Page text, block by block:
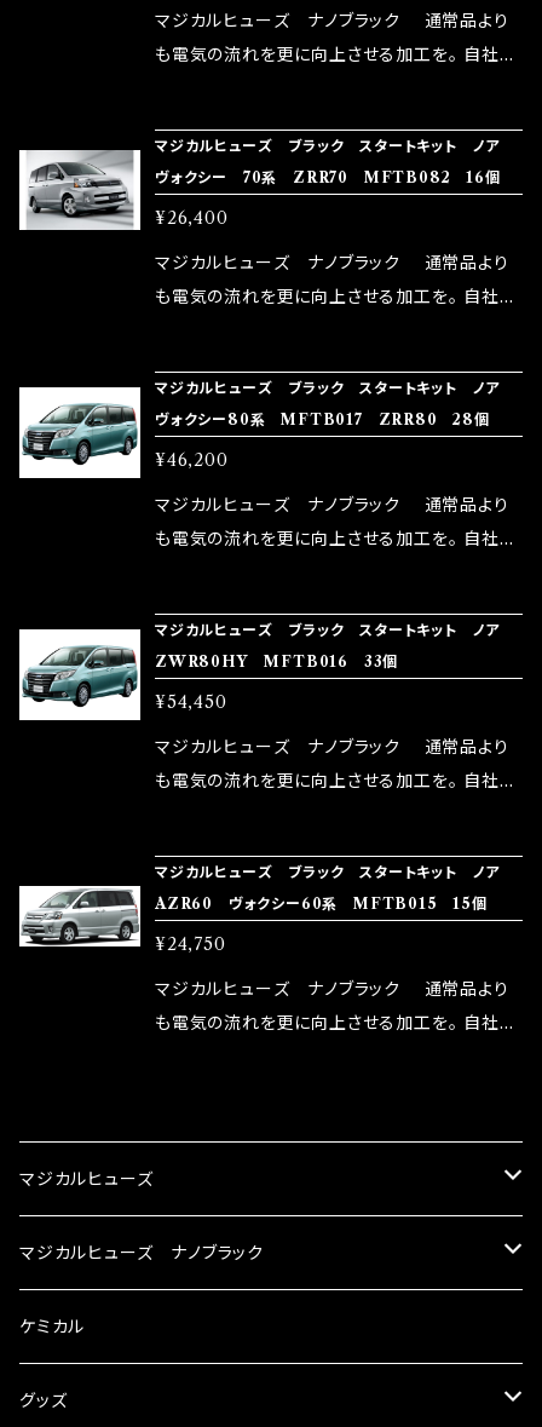
リットが無い。と。 コラボ開発製品です。 購入先
はこちらのマジカルヒューズ直販サイトと横浜に
rz）の2店舗の専売品になりますので宜しくお願
い致します。
マジカルヒューズ ナノブラック 通常品より
も電気の流れを更に向上させる加工を。 自社比
メ！ レーシングドライバーMAX織戸選手がテス
ターとなり吟味し時間を掛けて検証し、これは
体感出来て面白く、車には必ずプラスになりデメ
リットが無い。と。 コラボ開発製品です。 購入先
はこちらのマジカルヒューズ直販サイトと横浜に
rz）の2店舗の専売品になりますので宜しくお願
い致します。
マジカルヒューズ ブラック スタートキット ノア
ヴォクシー 70系 ZRR70 MFTB082 16個
¥26,400
マジカルヒューズ ナノブラック 通常品より
も電気の流れを更に向上させる加工を。 自社比
メ！ レーシングドライバーMAX織戸選手がテス
ターとなり吟味し時間を掛けて検証し、これは
体感出来て面白く、車には必ずプラスになりデメ
リットが無い。と。 コラボ開発製品です。 購入先
はこちらのマジカルヒューズ直販サイトと横浜に
rz）の2店舗の専売品になりますので宜しくお願
い致します。
マジカルヒューズ ブラック スタートキット ノア
ヴォクシー80系 MFTB017 ZRR80 28個
¥46,200
マジカルヒューズ ナノブラック 通常品より
も電気の流れを更に向上させる加工を。 自社比
メ！ レーシングドライバーMAX織戸選手がテス
ターとなり吟味し時間を掛けて検証し、これは
体感出来て面白く、車には必ずプラスになりデメ
リットが無い。と。 コラボ開発製品です。 購入先
はこちらのマジカルヒューズ直販サイトと横浜に
rz）の2店舗の専売品になりますので宜しくお願
い致します。
マジカルヒューズ ブラック スタートキット ノア
ZWR80HY MFTB016 33個
¥54,450
マジカルヒューズ ナノブラック 通常品より
も電気の流れを更に向上させる加工を。 自社比
メ！ レーシングドライバーMAX織戸選手がテス
ターとなり吟味し時間を掛けて検証し、これは
体感出来て面白く、車には必ずプラスになりデメ
リットが無い。と。 コラボ開発製品です。 購入先
はこちらのマジカルヒューズ直販サイトと横浜に
マジカルヒューズ ブラック スタートキット ノア
AZR60 ヴォクシー60系 MFTB015 15個
¥24,750
マジカルヒューズ ナノブラック 通常品より
も電気の流れを更に向上させる加工を。 自社比
はこちらのマジカルヒューズ直販サイトと横浜に
織戸学さんが経営のお店MAX ORIDO RACI
rz）の2店舗の専売品になりますので宜しくお願
マジカルヒューズ
スズキ
KEI
アルト
スバル
BRZ
ダイハツ
マジカルヒューズ ナノブラック
スズキ ブラック
KEI
スバル ブラック
ケミカル
グッズ